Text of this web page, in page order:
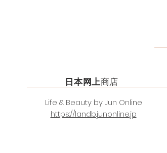
日本网上商店
​Life & Beauty by Jun Online
https://landb.junonline.jp